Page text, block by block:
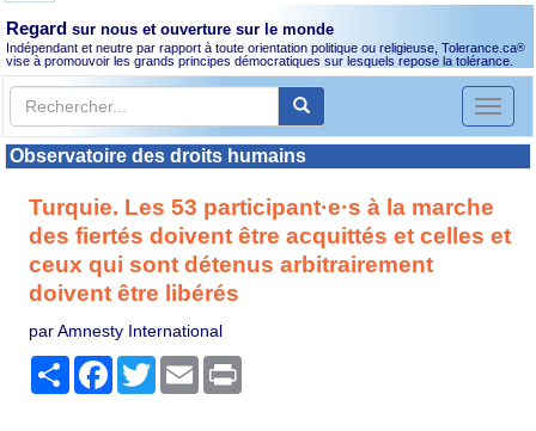
Regard sur nous et ouverture sur le monde
Indépendant et neutre par rapport à toute orientation politique ou religieuse, Tolerance.ca®
vise à promouvoir les grands principes démocratiques sur lesquels repose la tolérance.
Toggle
Observatoire des droits humains
Turquie. Les 53 participant·e·s à la marche
des fiertés doivent être acquittés et celles et
ceux qui sont détenus arbitrairement
doivent être libérés
par Amnesty International
PartagerFacebook
TwitterEmail